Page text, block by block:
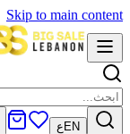
Skip to main content
EN ع